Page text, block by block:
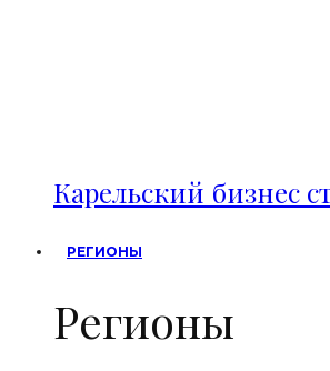
Карельский бизнес
РЕГИОНЫ
Регионы